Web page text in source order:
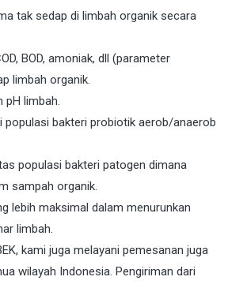
tak sedap di limbah organik secara
BOD, amoniak, dll (parameter
limbah organik.
pH limbah.
populasi bakteri probiotik aerob/anaerob
populasi bakteri patogen dimana
sampah organik.
lebih maksimal dalam menurunkan
limbah.
kami juga melayani pemesanan juga
wilayah Indonesia. Pengiriman dari